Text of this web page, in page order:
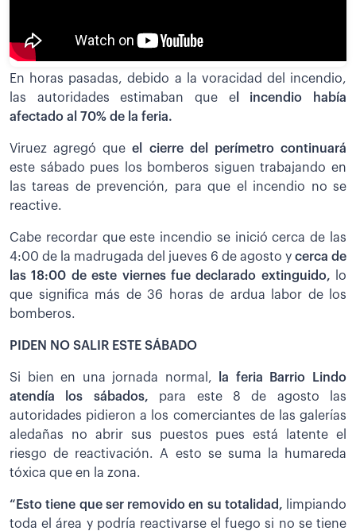
En horas pasadas, debido a la voracidad del incendio,
las autoridades estimaban que el incendio había
afectado al 70% de la feria.
Viruez agregó queel cierre del perímetro continuará
este sábado pues los bomberos siguen trabajando en
las tareas de prevención, para que el incendio no se
reactive.
Cabe recordar que este incendio se inició cerca de las
4:00 de la madrugada del jueves 6 de agosto y cerca de
las 18:00 de este viernes fue declarado extinguido,
lo
que significa más de 36 horas de ardua labor de los
bomberos.
PIDEN NO SALIR ESTE SÁBADO
Si bien en una jornada normal,
la feria Barrio Lindo
atendía los sábados, para este 8 de agosto las
autoridades pidieron a los comerciantes de las galerías
aledañas no abrir sus puestos pues está latente el
riesgo de reactivación. A esto se suma la humareda
tóxica que en la zona.
“Esto tiene que ser removido en su totalidad, limpiando
toda el área y podría reactivarse el fuego si no se tiene